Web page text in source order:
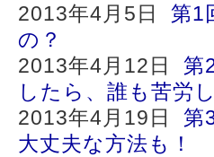
2013年4月5日 第1
の？
2013年4月12日 第
したら、誰も苦労
2013年4月19日 第
大丈夫な方法も！